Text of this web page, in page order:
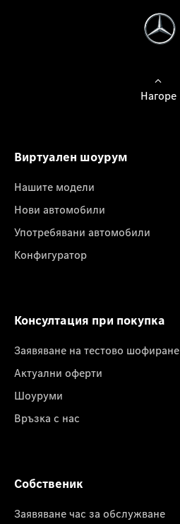
Нагоре
Виртуален шоурум
Нашите модели
Нови автомобили
Употребявани автомобили
Конфигуратор
Консултация при покупка
Заявяване на тестово шофиране
Актуални оферти
Шоуруми
Връзка с нас
Собственик
Заявяване час за обслужване